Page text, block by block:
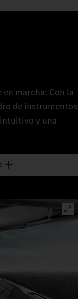
marcha: Con la
de instrumentos
y una